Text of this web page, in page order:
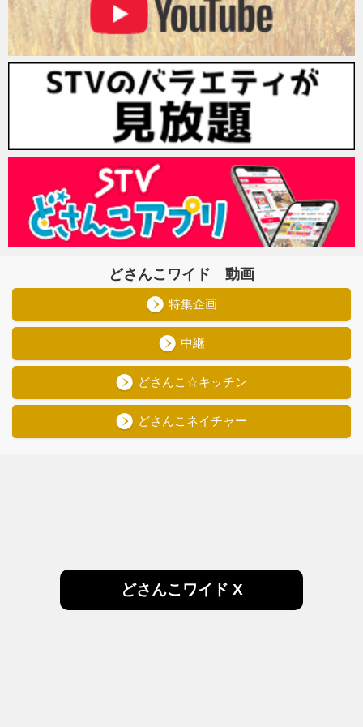
どさんこワイド 動画
特集企画
中継
どさんこ☆キッチン
どさんこネイチャー
どさんこワイド X